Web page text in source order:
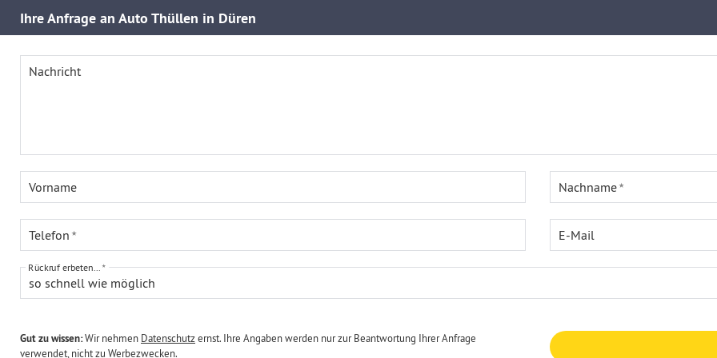
IhreAnfrage an Auto Thüllen in Düren
Nachricht
Vorname Nachname
Telefon E-Mail
so schnell wie möglich
Rückruf erbeten...
Gut zu wissen:Wir nehmen Datenschutzernst. Ihre Angaben werden nur zur Beantwortung Ihrer Anfrage
verwendet, nicht zu Werbezwecken.